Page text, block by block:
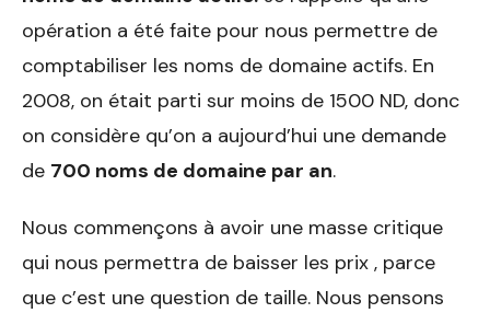
opération a été faite pour nous permettre de
comptabiliser les noms de domaine actifs. En
2008, on était parti sur moins de 1500 ND, donc
on considère qu’on a aujourd’hui une demande
de 700 noms de domaine par an.
Nous commençons à avoir une masse critique
qui nous permettra de baisser les prix , parce
que c’est une question de taille. Nous pensons